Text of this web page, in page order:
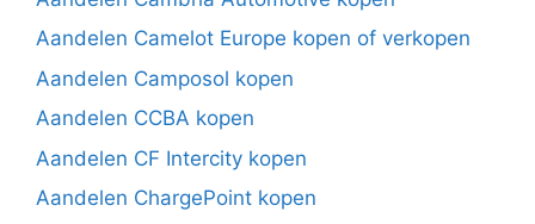
Aandelen Camelot Europe kopen of verkopen
Aandelen Camposol kopen
Aandelen CCBA kopen
Aandelen CF Intercity kopen
Aandelen ChargePoint kopen